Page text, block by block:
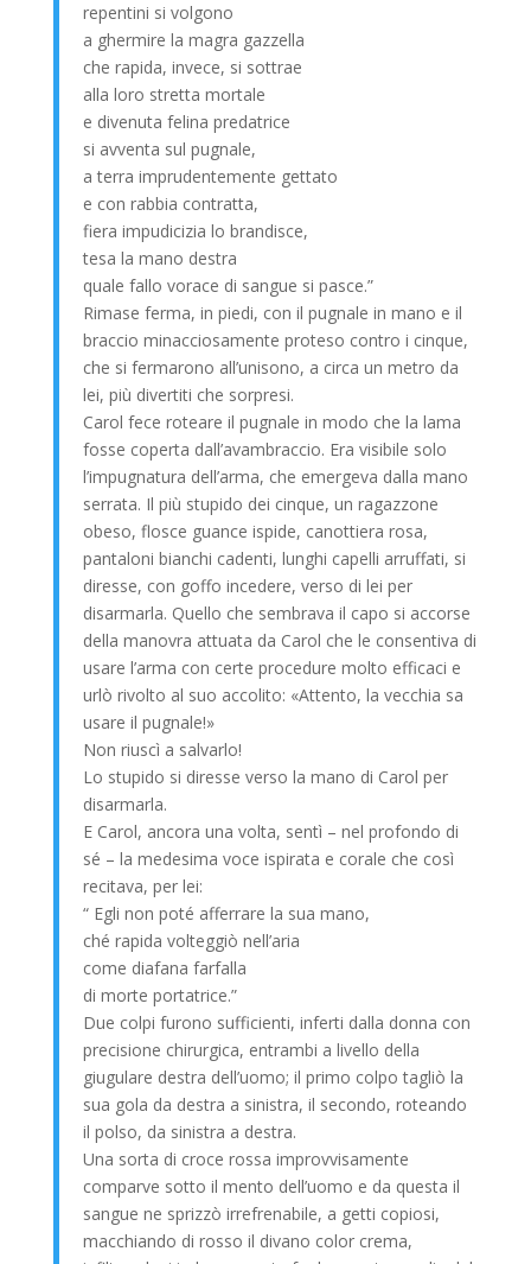
repentini si volgono
a ghermire la magra gazzella
che rapida, invece, si sottrae
alla loro stretta mortale
e divenuta felina predatrice
si avventa sul pugnale,
a terra imprudentemente gettato
e con rabbia contratta,
fiera impudicizia lo brandisce,
tesa la mano destra
quale fallo vorace di sangue si pasce.”
Rimase ferma, in piedi, con il pugnale in mano e il
braccio minacciosamente proteso contro i cinque,
che si fermarono all’unisono, a circa un metro da
lei, più divertiti che sorpresi.
Carol fece roteare il pugnale in modo che la lama
fosse coperta dall’avambraccio. Era visibile solo
l’impugnatura dell’arma, che emergeva dalla mano
serrata. Il più stupido dei cinque, un ragazzone
obeso, flosce guance ispide, canottiera rosa,
pantaloni bianchi cadenti, lunghi capelli arruffati, si
diresse, con goffo incedere, verso di lei per
disarmarla. Quello che sembrava il capo si accorse
della manovra attuata da Carol che le consentiva di
usare l’arma con certe procedure molto efficaci e
urlò rivolto al suo accolito: «Attento, la vecchia sa
usare il pugnale!»
Non riuscì a salvarlo!
Lo stupido si diresse verso la mano di Carol per
disarmarla.
E Carol, ancora una volta, sentì – nel profondo di
sé – la medesima voce ispirata e corale che così
recitava, per lei:
“ Egli non poté afferrare la sua mano,
ché rapida volteggiò nell’aria
come diafana farfalla
di morte portatrice.”
Due colpi furono sufficienti, inferti dalla donna con
precisione chirurgica, entrambi a livello della
giugulare destra dell’uomo; il primo colpo tagliò la
sua gola da destra a sinistra, il secondo, roteando
il polso, da sinistra a destra.
Una sorta di croce rossa improvvisamente
comparve sotto il mento dell’uomo e da questa il
sangue ne sprizzò irrefrenabile, a getti copiosi,
macchiando di rosso il divano color crema,